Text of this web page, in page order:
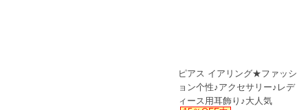
ピアス イアリング★ファッシ
ョン个性♪アクセサリー♪レデ
ィース用耳飾り♪大人気